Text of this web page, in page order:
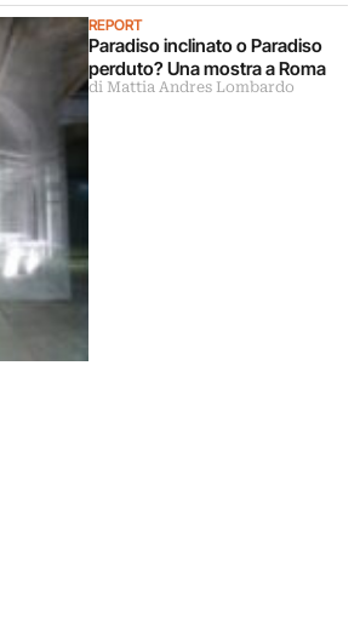
REPORT
Paradiso inclinato o Paradiso
perduto? Una mostra a Roma
di Mattia Andres Lombardo